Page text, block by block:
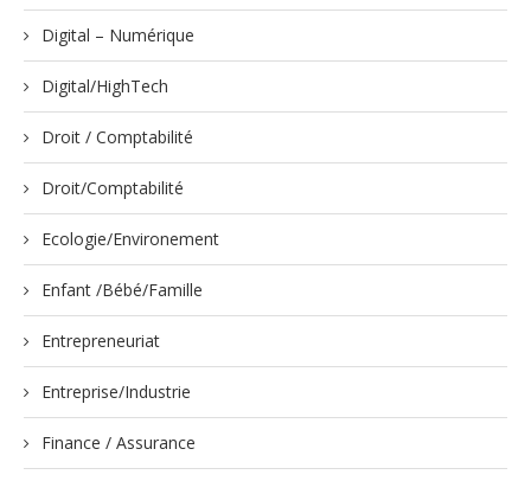
Digital – Numérique
Digital/HighTech
Droit / Comptabilité
Droit/Comptabilité
Ecologie/Environement
Enfant /Bébé/Famille
Entrepreneuriat
Entreprise/Industrie
Finance / Assurance